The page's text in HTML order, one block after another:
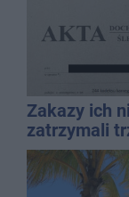
Zakazy ich
zatrzymali